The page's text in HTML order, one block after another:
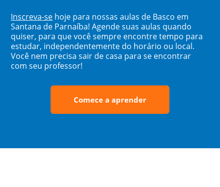
Inscreva-se hoje para nossas aulas de Basco em
Santana de Parnaíba! Agende suas aulas quando
quiser, para que você sempre encontre tempo para
estudar, independentemente do horário ou local.
Você nem precisa sair de casa para se encontrar
com seu professor!
Comece a aprender